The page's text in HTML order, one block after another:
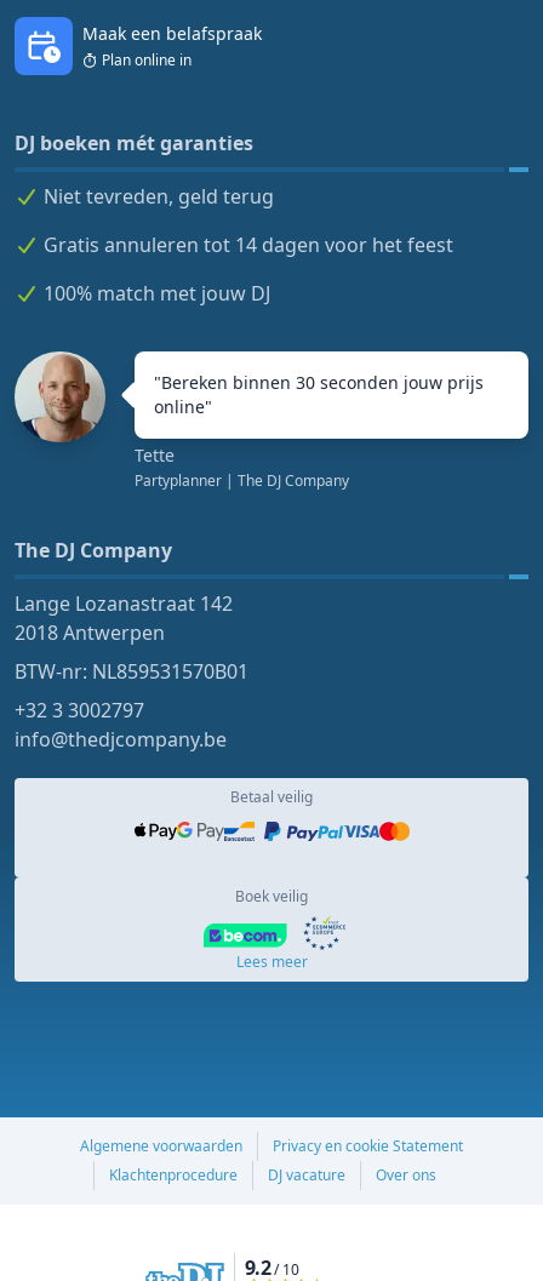
Maak een belafspraak
Plan online in
DJ boeken mét garanties
Niet tevreden, geld terug
Gratis annuleren tot 14 dagen voor het feest
100% match met jouw DJ
"Bereken binnen 30 seconden jouw prijs
online"
Tette
Partyplanner | The DJ Company
The DJ Company
Lange Lozanastraat 142
2018 Antwerpen
BTW-nr: NL859531570B01
+32 3 3002797
info@thedjcompany.be
Betaal veilig
Boek veilig
Lees meer
Algemene voorwaarden
Privacy en cookie Statement
Klachtenprocedure
DJ vacature Over ons
9.2/ 10